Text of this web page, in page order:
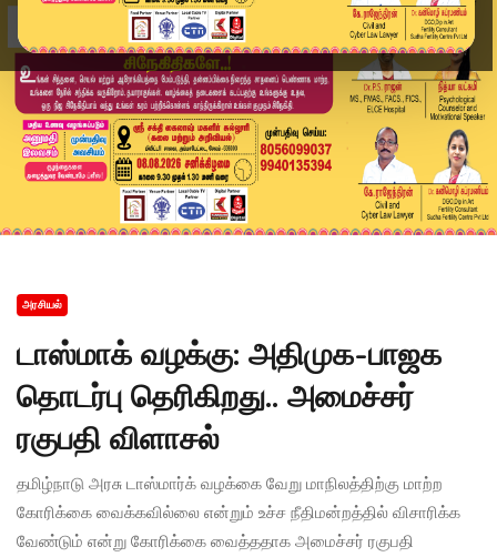
அரசியல்
டாஸ்மாக் வழக்கு: அதிமுக-பாஜக
தொடர்பு தெரிகிறது.. அமைச்சர்
ரகுபதி விளாசல்
தமிழ்நாடு அரசு டாஸ்மார்க் வழக்கை வேறு மாநிலத்திற்கு மாற்ற
கோரிக்கை வைக்கவில்லை என்றும் உச்ச நீதிமன்றத்தில் விசாரிக்க
வேண்டும் என்று கோரிக்கை வைத்ததாக அமைச்சர் ரகுபதி